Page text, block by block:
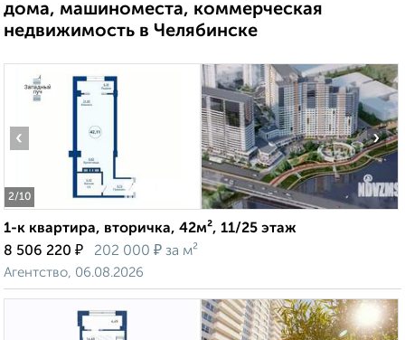
дома, машиноместа, коммерческая
недвижимость в Челябинске
2/10
‹ ›
1-к квартира, вторичка, 42м², 11/25 этаж
8 506 220 ₽ 202 000 ₽ за м²
Агентство, 06.08.2026